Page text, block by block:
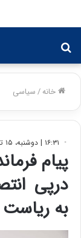
برای
خانه/سیاسی
۱۶:۳۱ | دوشنبه، ۱۵ تیر ۱۴۰۵
پیام
درپی
به ریاست